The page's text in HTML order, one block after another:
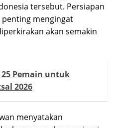
tersebut. Persiapan
mengingat
akan semakin
25 Pemain untuk
2026
menyatakan